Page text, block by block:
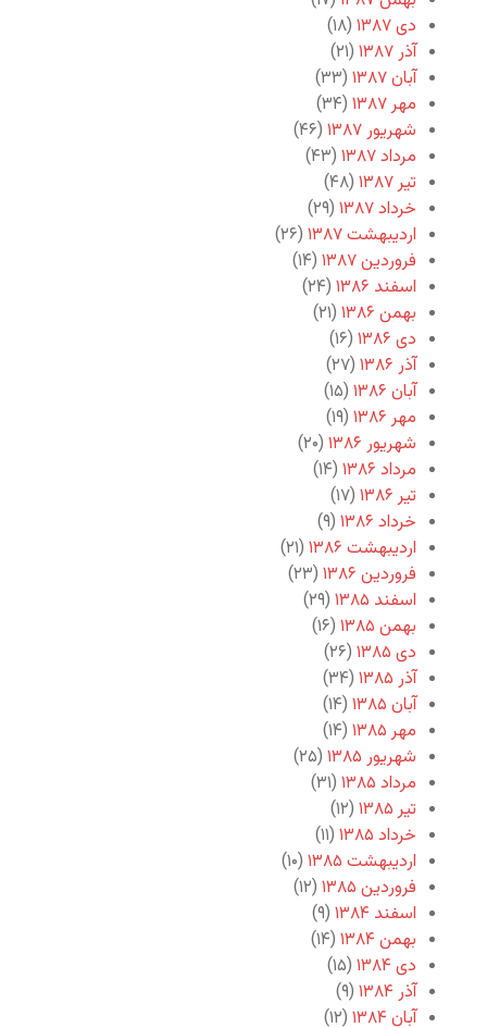
دی ۱۳۸۷
(۱۸)
آذر ۱۳۸۷
(۲۱)
آبان ۱۳۸۷
(۳۳)
مهر ۱۳۸۷
(۳۴)
شهریور ۱۳۸۷
(۴۶)
مرداد ۱۳۸۷
(۴۳)
تیر ۱۳۸۷
(۴۸)
خرداد ۱۳۸۷
(۲۹)
اردیبهشت ۱۳۸۷
(۲۶)
فروردین ۱۳۸۷
(۱۴)
اسفند ۱۳۸۶
(۲۴)
بهمن ۱۳۸۶
(۲۱)
دی ۱۳۸۶
(۱۶)
آذر ۱۳۸۶
(۲۷)
آبان ۱۳۸۶
(۱۵)
مهر ۱۳۸۶
(۱۹)
شهریور ۱۳۸۶
(۲۰)
مرداد ۱۳۸۶
(۱۴)
تیر ۱۳۸۶
(۱۷)
خرداد ۱۳۸۶
(۹)
اردیبهشت ۱۳۸۶
(۲۱)
فروردین ۱۳۸۶
(۲۳)
اسفند ۱۳۸۵
(۲۹)
بهمن ۱۳۸۵
(۱۶)
دی ۱۳۸۵
(۲۶)
آذر ۱۳۸۵
(۳۴)
آبان ۱۳۸۵
(۱۴)
مهر ۱۳۸۵
(۱۴)
شهریور ۱۳۸۵
(۲۵)
مرداد ۱۳۸۵
(۳۱)
تیر ۱۳۸۵
(۱۲)
خرداد ۱۳۸۵
(۱۱)
اردیبهشت ۱۳۸۵
(۱۰)
فروردین ۱۳۸۵
(۱۲)
اسفند ۱۳۸۴
(۹)
بهمن ۱۳۸۴
(۱۴)
دی ۱۳۸۴
(۱۵)
آذر ۱۳۸۴
(۹)
آبان ۱۳۸۴
(۱۲)